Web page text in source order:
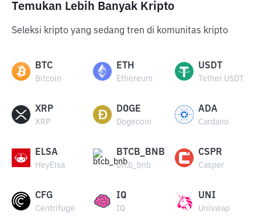
Temukan Lebih Banyak Kripto
Seleksi kripto yang sedang tren di komunitas kripto
BTC
Bitcoin
ETH
Ethereum
USDT
Tether USDT
XRP
XRP
DOGE
Dogecoin
ADA
Cardano
ELSA
HeyElsa
BTCB_BNB
btcb_bnb
CSPR
Casper
CFG
Centrifuge
IQ
IQ
UNI
Uniswap